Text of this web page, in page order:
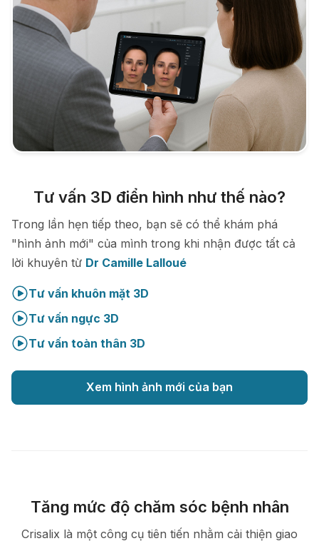
Tư vấn 3D điển hình như thế nào?
Trong lần hẹn tiếp theo, bạn sẽ có thể khám phá
"hình ảnh mới" của mình trong khi nhận được tất cả
lời khuyên từ Dr Camille Lalloué
Tư vấn khuôn mặt 3D
Tư vấn ngực 3D
Tư vấn toàn thân 3D
Xem hình ảnh mới của bạn
Tăng mức độ chăm sóc bệnh nhân
Crisalix là một công cụ tiên tiến nhằm cải thiện giao